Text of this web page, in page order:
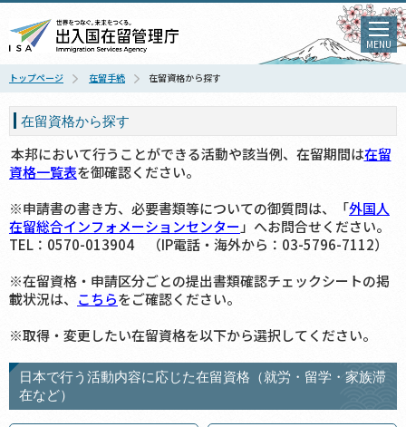
MENU
トップページ 在留手続 在留資格から探す
在留資格から探す
本邦において行うことができる活動や該当例、在留期間は在留
資格一覧表を御確認ください。
※申請書の書き方、必要書類等についての御質問は、「外国人
在留総合インフォメーションセンター」へお問合せください。
TEL：0570-013904 （IP電話・海外から：03-5796-7112）
※在留資格・申請区分ごとの提出書類確認チェックシートの掲
載状況は、 こちらをご確認ください。
※取得・変更したい在留資格を以下から選択してください。
日本で行う活動内容に応じた在留資格（就労・留学・家族滞
在など）